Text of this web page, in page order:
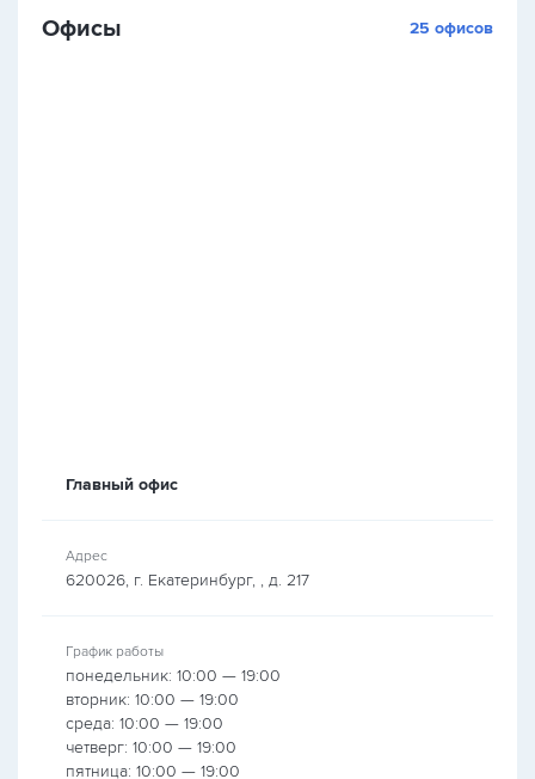
Офисы 25 офисов
Главный офис
Адрес
620026, г. Екатеринбург, , д. 217
График работы
понедельник: 10:00 — 19:00
вторник: 10:00 — 19:00
среда: 10:00 — 19:00
четверг: 10:00 — 19:00
пятница: 10:00 — 19:00